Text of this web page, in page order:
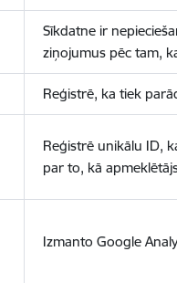
Sīkdatne ir
ziņojumus pēc tam,
Reģistrē, ka tiek
Reģistrē unikālu ID,
par to, kā
Izmanto Google